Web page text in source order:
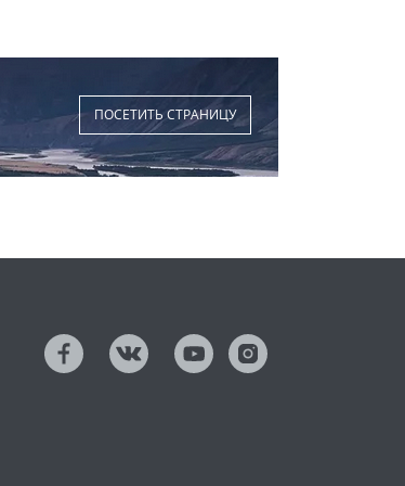
ПОСЕТИТЬ СТРАНИЦУ